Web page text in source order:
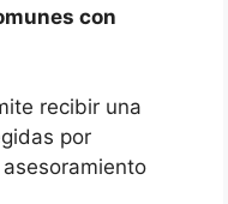
con
recibir una
por